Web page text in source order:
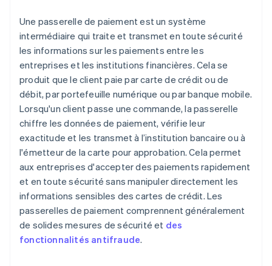
Une passerelle de paiement est un système
intermédiaire qui traite et transmet en toute sécurité
les informations sur les paiements entre les
entreprises et les institutions financières. Cela se
produit que le client paie par carte de crédit ou de
débit, par portefeuille numérique ou par banque mobile.
Lorsqu'un client passe une commande, la passerelle
chiffre les données de paiement, vérifie leur
exactitude et les transmet à l’institution bancaire ou à
l'émetteur de la carte pour approbation. Cela permet
aux entreprises d'accepter des paiements rapidement
et en toute sécurité sans manipuler directement les
informations sensibles des cartes de crédit. Les
passerelles de paiement comprennent généralement
de solides mesures de sécurité et des
fonctionnalités antifraude.